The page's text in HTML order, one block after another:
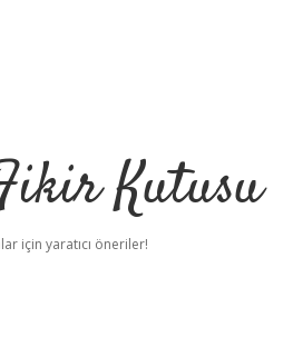
Kutusu
için yaratıcı öneriler!